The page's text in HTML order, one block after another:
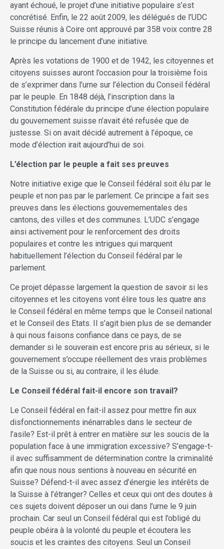
ayant échoué, le projet d’une initiative populaire s’est
concrétisé. Enfin, le 22 août 2009, les délégués de l’UDC
Suisse réunis à Coire ont approuvé par 358 voix contre 28
le principe du lancement d’une initiative.
Après les votations de 1900 et de 1942, les citoyennes et
citoyens suisses auront l’occasion pour la troisième fois
de s’exprimer dans l’urne sur l’élection du Conseil fédéral
par le peuple. En 1848 déjà, l’inscription dans la
Constitution fédérale du principe d’une élection populaire
du gouvernement suisse n’avait été refusée que de
justesse. Si on avait décidé autrement à l’époque, ce
mode d’élection irait aujourd’hui de soi.
L’élection par le peuple a fait ses preuves
Notre initiative exige que le Conseil fédéral soit élu par le
peuple et non pas par le parlement. Ce principe a fait ses
preuves dans les élections gouvernementales des
cantons, des villes et des communes. L’UDC s’engage
ainsi activement pour le renforcement des droits
populaires et contre les intrigues qui marquent
habituellement l’élection du Conseil fédéral par le
parlement.
Ce projet dépasse largement la question de savoir si les
citoyennes et les citoyens vont élire tous les quatre ans
le Conseil fédéral en même temps que le Conseil national
et le Conseil des Etats. Il s’agit bien plus de se demander
à qui nous faisons confiance dans ce pays, de se
demander si le souverain est encore pris au sérieux, si le
gouvernement s’occupe réellement des vrais problèmes
de la Suisse ou si, au contraire, il les élude.
Le Conseil fédéral fait-il encore son travail?
Le Conseil fédéral en fait-il assez pour mettre fin aux
disfonctionnements inénarrables dans le secteur de
l’asile? Est-il prêt à entrer en matière sur les soucis de la
population face à une immigration excessive? S’engage-t-
il avec suffisamment de détermination contre la criminalité
afin que nous nous sentions à nouveau en sécurité en
Suisse? Défend-t-il avec assez d’énergie les intérêts de
la Suisse à l’étranger? Celles et ceux qui ont des doutes à
ces sujets doivent déposer un oui dans l’urne le 9 juin
prochain. Car seul un Conseil fédéral qui est l’obligé du
peuple obéira à la volonté du peuple et écoutera les
soucis et les craintes des citoyens. Seul un Conseil